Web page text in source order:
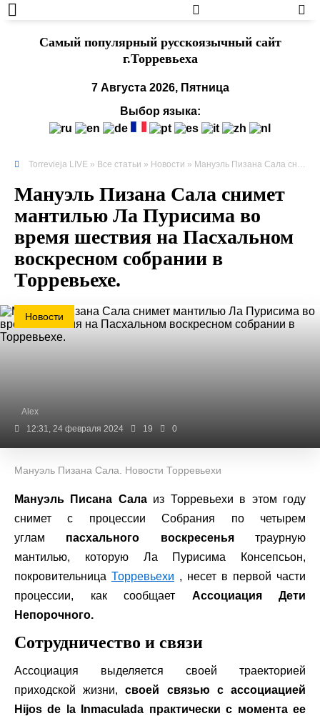
Cамый популярный русскоязычный сайт
г.Торревьеха
7 Августа 2026, Пятница
Выбор языка:
Torrevieja LIVE » Все статьи » Новости » Мануэль Пизана Сала снимет мантилью Ла Пурисима во время шествия на Пасхальном воскресном собрании в Торревьехе.
Мануэль Пизана Сала снимет
мантилью Ла Пурисима во
время шествия на Пасхальном
воскресном собрании в
Торревьехе.
Новости
Alex
12:31, 24 февраля 2024
19 0
Мануэль Пизана Сала. Новости Торревьехи
Мануэль Писана Салаиз Торревьехи в этом году
снимет с процессии Собрания по четырем
углам пасхального воскресеньятраурную
мантилью, которую Ла Пурисима Консепсьон,
покровительница Торревьехи , несет в первой части
процессии, как сообщает Ассоциация Дети
Непорочного.
Сотрудничество и связи
Ассоциация выделяется своей траекторией
приходской жизни,своей связью с ассоциацией
Hijos de la Inmaculada практически с момента ее